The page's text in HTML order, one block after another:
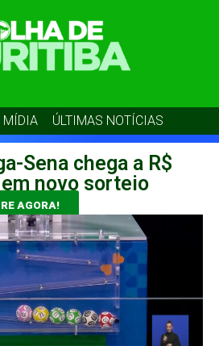
MÍDIA ÚLTIMAS NOTÍCIAS
Sena chega a R$
novo sorteio
AGORA!